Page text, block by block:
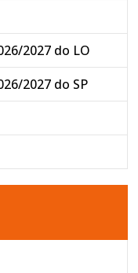
2027 do LO
2027 do SP